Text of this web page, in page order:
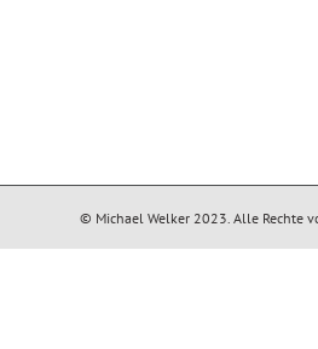
© Michael Welker 2023. Alle Rechte